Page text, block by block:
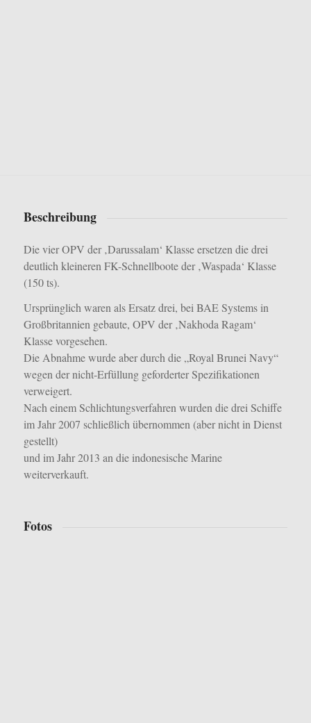
Beschreibung
Die vier OPV der ‚Darussalam‘ Klasse ersetzen die drei
deutlich kleineren FK-Schnellboote der ‚Waspada‘ Klasse
(150 ts).
Ursprünglich waren als Ersatz drei, bei BAE Systems in
Großbritannien gebaute, OPV der ‚Nakhoda Ragam‘
Klasse vorgesehen.
Die Abnahme wurde aber durch die „Royal Brunei Navy“
wegen der nicht-Erfüllung geforderter Spezifikationen
verweigert.
Nach einem Schlichtungsverfahren wurden die drei Schiffe
im Jahr 2007 schließlich übernommen (aber nicht in Dienst
gestellt)
und im Jahr 2013 an die indonesische Marine
weiterverkauft.
Fotos